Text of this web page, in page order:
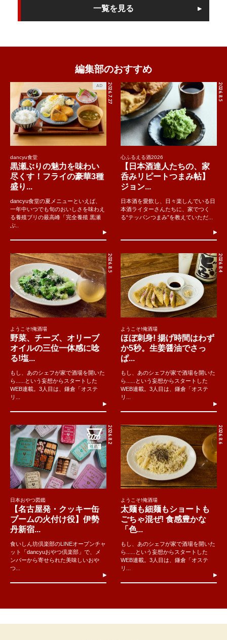
一覧を見る
編集部のおすすめ
2026.7.27
AD
dancyu食堂
黒瀬ぶりの魅力を味わい
尽くす！フライの豪華3種
盛り...
dancyu食堂の夏メニューといえば、
一年中いつでも旬のおいしさを味わえ
る養殖ブリの最高峰「完全養殖 黒瀬
ぶ..
2026.8.5
心ふるえる酒2026
【日本酒達人たちの、家
呑みリピートつまみ帖】
ジョン...
日本酒を愛飲し、日々楽しんでいる日
本酒ライターさんたちに、家でつく
る“テッパンつまみ”を教えていただ...
2026.8.5
ようこそ!俺酒場
野菜、チーズ、オリーブ
オイルの三位一体感に唸
る!塩...
もし、あのシェフが家で酒場を開いた
ら......という妄想からスタートした
WEB連載。3人目は、鎌倉「オステ
リ...
2026.8.4
ようこそ!俺酒場
ほぼ刺身! 揚げ時間はわず
か5秒。生姜醤油でさっ
ぱ...
もし、あのシェフが家で酒場を開いた
ら......という妄想からスタートした
WEB連載。3人目は、鎌倉「オステ
リ...
2026.8.2
日本おやつ図鑑
【名古屋発・クッキー缶
ブームの火付け役】伊勢
丹新宿...
食いしん坊倶楽部のLINEオープンチャ
ット「dancyuおやつ倶楽部」で、メ
ンバーから寄せられた美味しいおや
つ...
2026.8.6
ようこそ!俺酒場
太麺も細麺もショートも
ごちゃ混ぜ! 食感豊かな
「色...
もし、あのシェフが家で酒場を開いた
ら......という妄想からスタートした
WEB連載。3人目は、鎌倉「オステ
リ...